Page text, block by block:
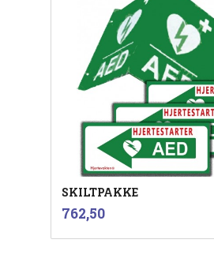
SKILTPAKKE
Pris
762,50mva.